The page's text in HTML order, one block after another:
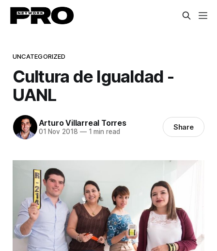
UNCATEGORIZED
Cultura de Igualdad -
UANL
Arturo Villarreal Torres
01 Nov 2018 —1 min read Share